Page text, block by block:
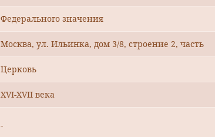
Федерального значения
Москва, ул. Ильинка, дом 3/8, строение 2, часть
Церковь
XVI-XVII века
-